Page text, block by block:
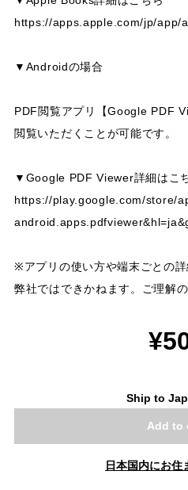
https://apps.apple.com/jp/app/
▼Androidの場合
PDF閲覧アプリ【Google PDF
閲覧いただくことが可能です。
▼Google PDF Viewer詳細はこ
https://play.google.com/store/
※アプリの使い方や端末ごとの
弊社ではできかねます。ご理解
Ship to
Add to
日本国内にお住